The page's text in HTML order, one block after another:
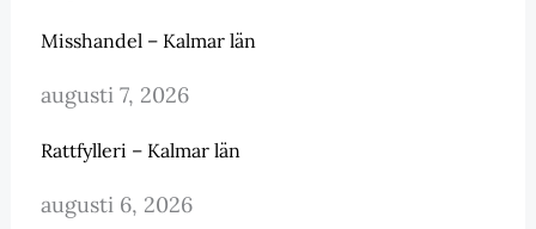
Misshandel – Kalmar län
augusti 7, 2026
Rattfylleri – Kalmar län
augusti 6, 2026